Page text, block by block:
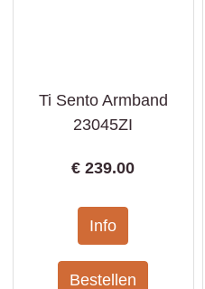
Ti Sento Armband
23045ZI
€239.00